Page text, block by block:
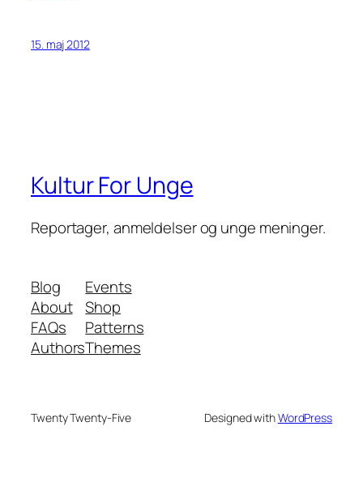
15. maj 2012
Kultur For Unge
Reportager, anmeldelser og unge meninger.
Blog
About
FAQs
Authors
Events
Shop
Patterns
Themes
Twenty Twenty-Five Designed withWordPress